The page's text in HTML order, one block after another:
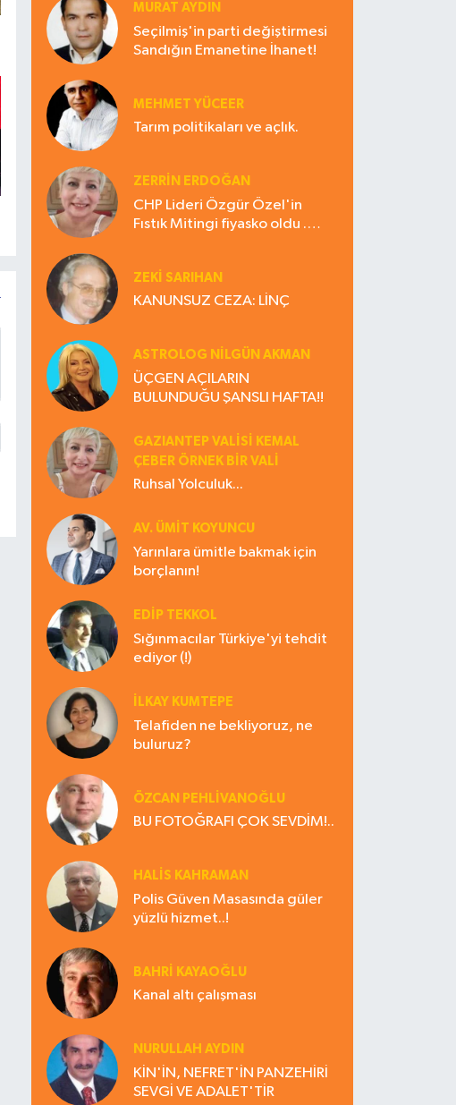
MURAT AYDIN
Seçilmiş'in parti değiştirmesi
Sandığın Emanetine İhanet!
MEHMET YÜCEER
Tarım politikaları ve açlık.
ZERRIN ERDOĞAN
CHP Lideri Özgür Özel'in
Fıstık Mitingi fiyasko oldu .
ZEKI SARIHAN
KANUNSUZ CEZA: LİNÇ
ASTROLOG NILGÜN AKMAN
ÜÇGEN AÇILARIN
BULUNDUĞU ŞANSLI HAFTA!!
GAZIANTEP VALISI KEMAL
ÇEBER ÖRNEK BİR VALİ
Ruhsal Yolculuk...
AV. ÜMIT KOYUNCU
Yarınlara ümitle bakmak için
borçlanın!
EDIP TEKKOL
Sığınmacılar Türkiye'yi tehdit
ediyor (!)
İLKAY KUMTEPE
Telafiden ne bekliyoruz, ne
buluruz?
ÖZCAN PEHLİVANOĞLU
BU FOTOĞRAFI ÇOK SEVDİM!..
HALIS KAHRAMAN
Polis Güven Masasında güler
yüzlü hizmet..!
BAHRI KAYAOĞLU
Kanal altı çalışması
NURULLAH AYDIN
KİN'İN, NEFRET'İN PANZEHİRİ
SEVGİ VE ADALET'TİR